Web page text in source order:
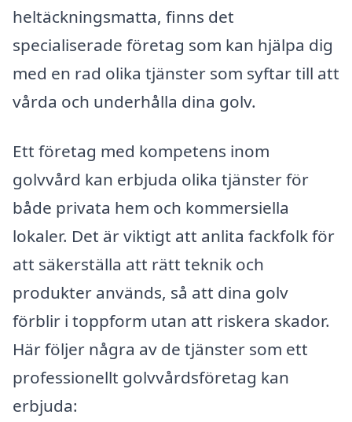
heltäckningsmatta, finns det
specialiserade företag som kan hjälpa dig
med en rad olika tjänster som syftar till att
vårda och underhålla dina golv.
Ett företag med kompetens inom
golvvård kan erbjuda olika tjänster för
både privata hem och kommersiella
lokaler. Det är viktigt att anlita fackfolk för
att säkerställa att rätt teknik och
produkter används, så att dina golv
förblir i toppform utan att riskera skador.
Här följer några av de tjänster som ett
professionellt golvvårdsföretag kan
erbjuda: